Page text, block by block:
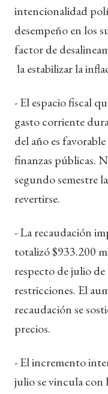
intencionalidad
desempeño en los
factor de
la estabilizar la
- El espacio fiscal
gasto corriente
del año es
finanzas públicas.
segundo semestre
revertirse.
- La recaudación
totalizó $933.200
respecto de julio de
restricciones. El
recaudación se
precios.
- El incremento
julio se vincula con